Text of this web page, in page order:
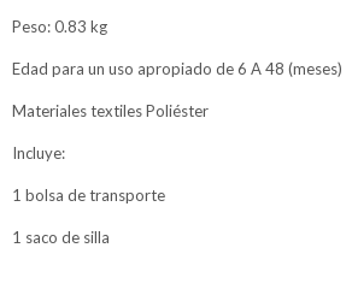
Peso: 0.83 kg
Edad para un uso apropiado de 6 A 48 (meses)
Materiales textiles Poliéster
Incluye:
1 bolsa de transporte
1 saco de silla